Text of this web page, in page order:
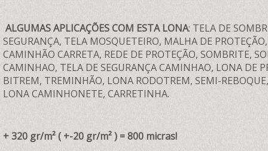
ALGUMAS APLICAÇÕES COM ESTA LONA: TELA DE
SEGURANÇA, TELA MOSQUETEIRO, MALHA DE
CAMINHÃO CARRETA, REDE DE PROTEÇÃO, SOMBRITE,
CAMINHAO, TELA DE SEGURANÇA CAMINHAO, LONA DE
BITREM, TREMINHÃO, LONA RODOTREM, SEMI-
LONA CAMINHONETE, CARRETINHA.
+ 320 gr/m² ( +-20 gr/m² ) = 800 micras!